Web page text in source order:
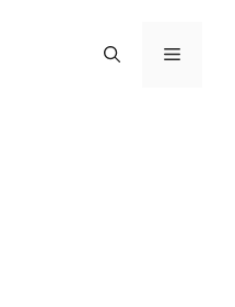
Menu